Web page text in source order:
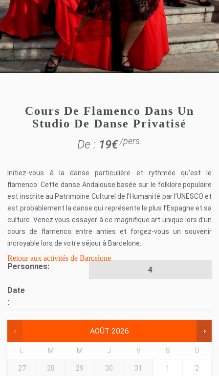
Cours De Flamenco Dans Un
Studio De Danse Privatisé
De : 19€/pers.
Initiez-vous à la danse particulière et rythmée qu’est le
flamenco. Cette danse Andalouse basée sur le folklore populaire
est inscrite au Patrimoine Culturel de l’Humanité par l’UNESCO et
est probablement la danse qui représente le plus l’Espagne et sa
culture. Venez vous essayer à ce magnifique art unique lors d’un
cours de flamenco entre amies et forgez-vous un souvenir
incroyable lors de votre séjour à Barcelone.
Retour aux activités de Barcelone
Personnes:
Date
:
AOÛT 2026
L M M J V S D
27 28 29 30 31 1 2